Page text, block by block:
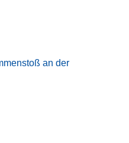
an der